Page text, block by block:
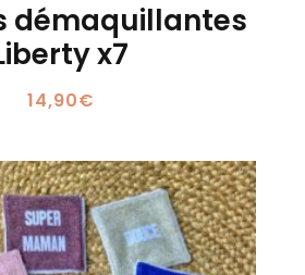
démaquillantes
x7
14,90€